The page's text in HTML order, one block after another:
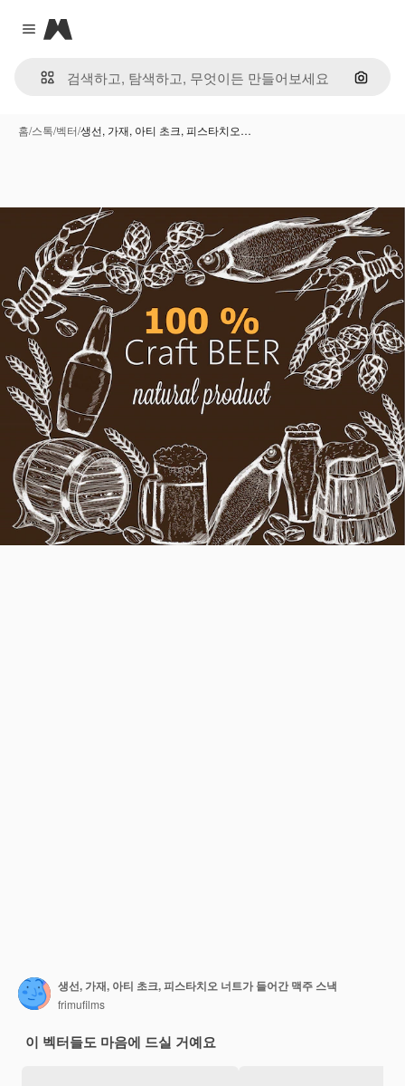
Close menu
Magnific
이미지
홈/스톡/벡터/생선, 가재, 아티 초크, 피스타치오…
생선, 가재, 아티 초크, 피스타치오 너트가 들어간 맥주 스낵
frimufilms
이 벡터들도 마음에 드실 거예요